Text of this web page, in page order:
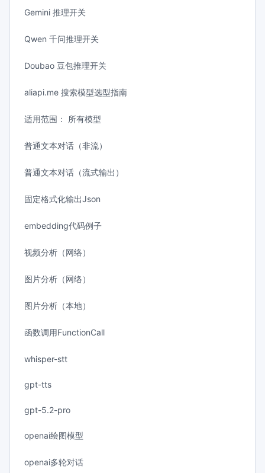
Gemini 推理开关
Qwen 千问推理开关
Doubao 豆包推理开关
aliapi.me 搜索模型选型指南
适用范围： 所有模型
普通文本对话（非流）
普通文本对话（流式输出）
固定格式化输出Json
embedding代码例子
视频分析（网络）
图片分析（网络）
图片分析（本地）
函数调用FunctionCall
whisper-stt
gpt-tts
gpt-5.2-pro
openai绘图模型
openai多轮对话